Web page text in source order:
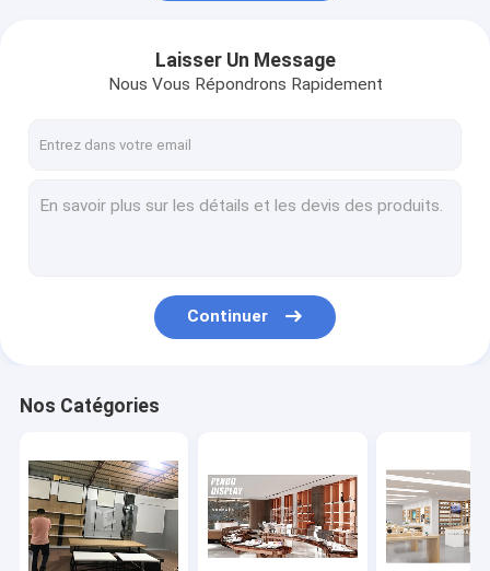
Au sujet de nous
Contrôle de qualité
Contactez-nous
Meubles d'affichage de magasin d'habillement
Coffrets d'étalage optiques de magasin
Étalage en verre d'affichage
Laisser Un Message
Nous Vous Répondrons Rapidement
Continuer
Nos Catégories